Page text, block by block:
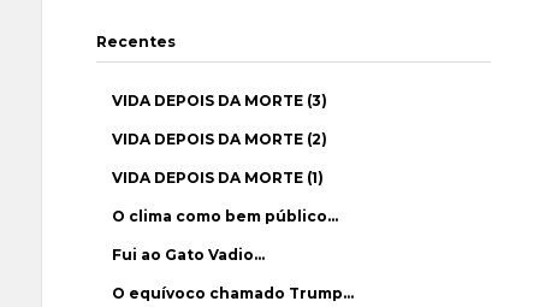
Recentes
VIDA DEPOIS DA MORTE (3)
VIDA DEPOIS DA MORTE (2)
VIDA DEPOIS DA MORTE (1)
O clima como bem público…
Fui ao Gato Vadio…
O equívoco chamado Trump…